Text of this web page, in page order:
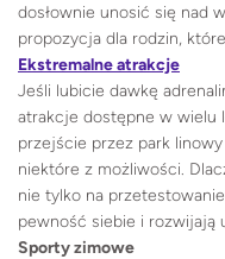
dosłownie unosić się nad
propozycja dla rodzin,
Ekstremalne atrakcje
Jeśli lubicie dawkę
atrakcje dostępne w wielu
przejście przez park
niektóre z możliwości.
nie tylko na
pewność siebie i rozwijają
Sporty zimowe